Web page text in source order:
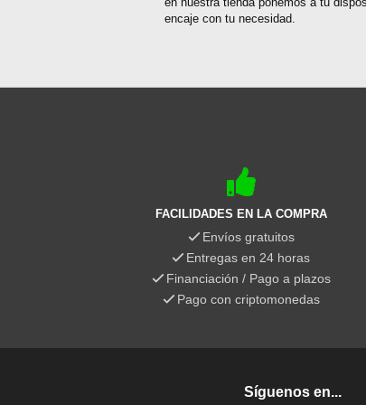
encaje con tu necesidad.
FACILIDADES EN LA COMPRA
Envíos gratuitos
Entregas en 24 horas
Financiación / Pago a plazos
Pago con criptomonedas
Síguenos en...